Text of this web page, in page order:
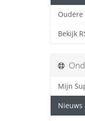
Bekijk
Mijn
Nieuws